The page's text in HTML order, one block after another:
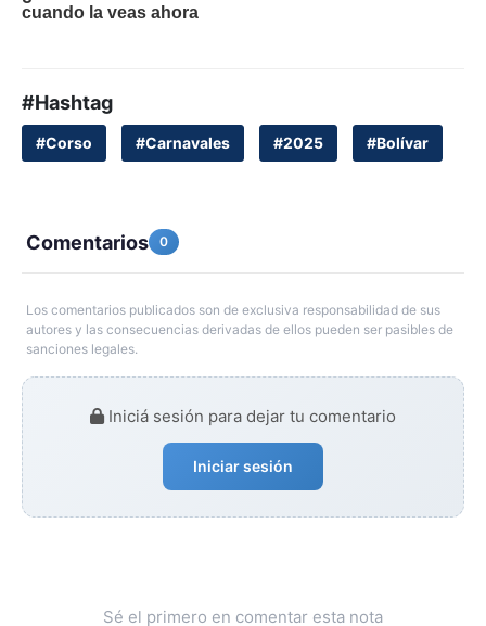
#Hashtag
#Corso #Carnavales #2025 #Bolívar
Comentarios 0
Los comentarios publicados son de exclusiva responsabilidad de sus
autores y las consecuencias derivadas de ellos pueden ser pasibles de
sanciones legales.
Iniciá sesión para dejar tu comentario
Iniciar sesión
Sé el primero en comentar esta nota